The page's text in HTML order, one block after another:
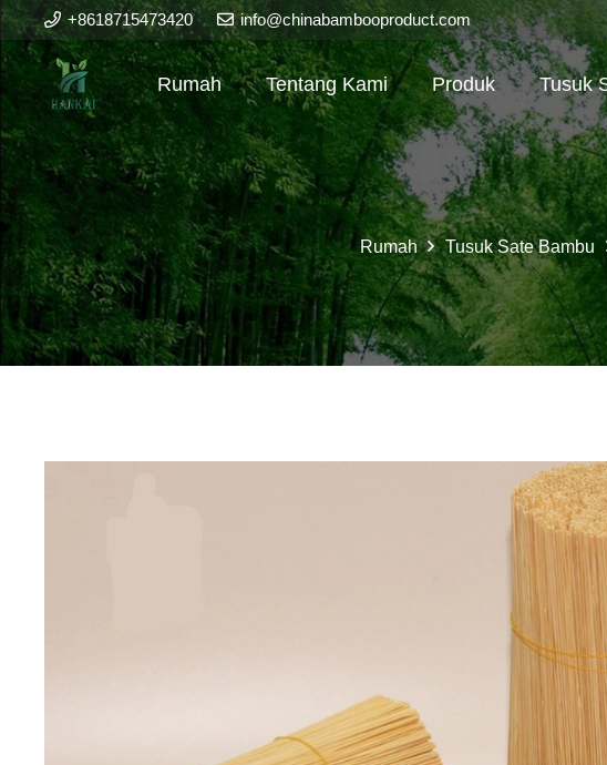
+8618715473420 info@chinabambooproduct.com
Rumah Tentang Kami Produk Tusuk
Rumah Tusuk Sate Bambu